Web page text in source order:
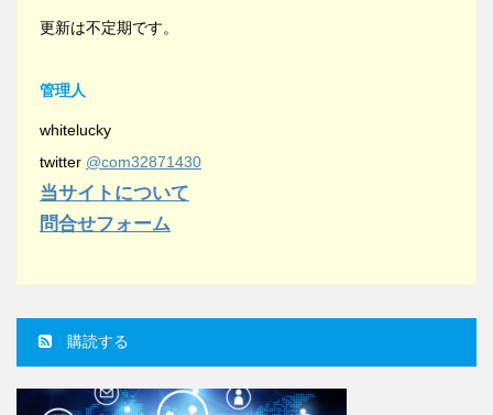
更新は不定期です。
管理人
whitelucky
twitter @com32871430
当サイトについて
問合せフォーム
購読する